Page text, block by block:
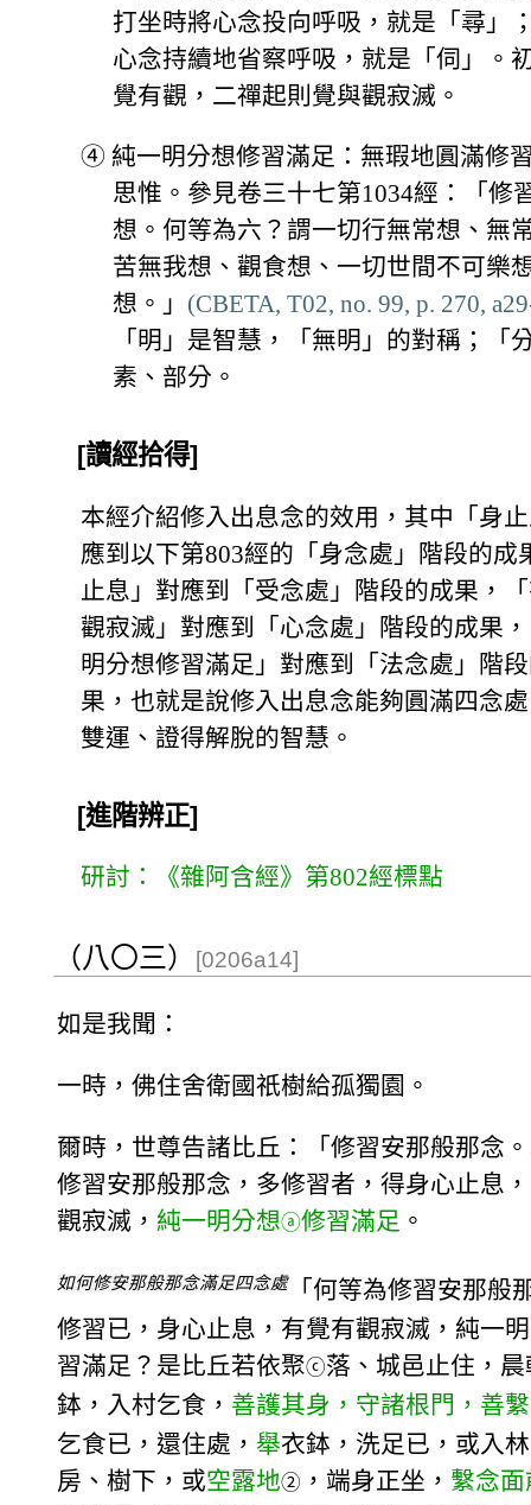
打坐時將心念投向呼吸，就是「尋」
心念持續地省察呼吸，就是「伺」。
覺有觀，二禪起則覺與觀寂滅。
④ 純一明分想修習滿足：無瑕地圓滿修
思惟。參見卷三十七第1034經：「修
想。何等為六？謂一切行無常想、無
苦無我想、觀食想、一切世間不可樂
想。」 (CBETA, T02, no. 99, p. 270,
「明」是智慧，「無明」的對稱；「
素、部分。
[讀經拾得]
本經介紹修入出息念的效用，其中「身
應到以下第803經的「身念處」階段的成
止息」對應到「受念處」階段的成果，
觀寂滅」對應到「心念處」階段的成果
明分想修習滿足」對應到「法念處」階
果，也就是說修入出息念能夠圓滿四念
雙運、證得解脫的智慧。
[進階辨正]
研討：《雜阿含經》第802經標點
（八〇三） [0206a14]
如是我聞：
一時，佛住舍衛國祇樹給孤獨園。
爾時，世尊告諸比丘：「修習安那般那念
修習安那般那念，多修習者，得身心止息
觀寂滅， 純一明分想ⓐ修習滿足 。
如何修安那般那念滿足四念處
「何等為修習安那般
修習已，身心止息，有覺有觀寂滅，純一
習滿足？是比丘若依聚ⓒ落、城邑止住，
鉢，入村乞食， 善護其身，守諸根門，善
乞食已，還住處， 舉衣鉢，洗足已，或入
房、樹下，或空露地② ，端身正坐， 繫念面